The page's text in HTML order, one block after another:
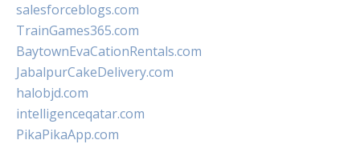
salesforceblogs.com
TrainGames365.com
BaytownEvaCationRentals.com
JabalpurCakeDelivery.com
halobjd.com
intelligenceqatar.com
PikaPikaApp.com